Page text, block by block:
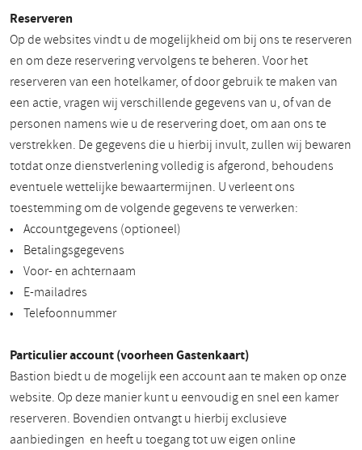
Reserveren
Op de websites vindt u de mogelijkheid om bij ons te reserveren
en om deze reservering vervolgens te beheren. Voor het
reserveren van een hotelkamer, of door gebruik te maken van
een actie, vragen wij verschillende gegevens van u, of van de
personen namens wie u de reservering doet, om aan ons te
verstrekken. De gegevens die u hierbij invult, zullen wij bewaren
totdat onze dienstverlening volledig is afgerond, behoudens
eventuele wettelijke bewaartermijnen. U verleent ons
toestemming om de volgende gegevens te verwerken:
• Accountgegevens (optioneel)
• Betalingsgegevens
• Voor- en achternaam
• E-mailadres
• Telefoonnummer
Particulier account (voorheen Gastenkaart)
Bastion biedt u de mogelijk een account aan te maken op onze
website. Op deze manier kunt u eenvoudig en snel een kamer
reserveren. Bovendien ontvangt u hierbij exclusieve
aanbiedingen en heeft u toegang tot uw eigen online